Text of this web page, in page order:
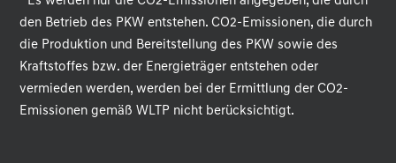
den Betrieb des PKW entstehen. CO2-Emissionen, die durch
die Produktion und Bereitstellung des PKW sowie des
Kraftstoffes bzw. der Energieträger entstehen oder
vermieden werden, werden bei der Ermittlung der CO2-
Emissionen gemäß WLTP nicht berücksichtigt.